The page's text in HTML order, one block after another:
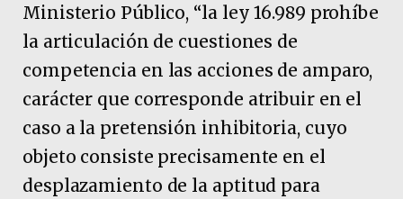
Ministerio Público, “la ley 16.989 prohíbe
la articulación de cuestiones de
competencia en las acciones de amparo,
carácter que corresponde atribuir en el
caso a la pretensión inhibitoria, cuyo
objeto consiste precisamente en el
desplazamiento de la aptitud para